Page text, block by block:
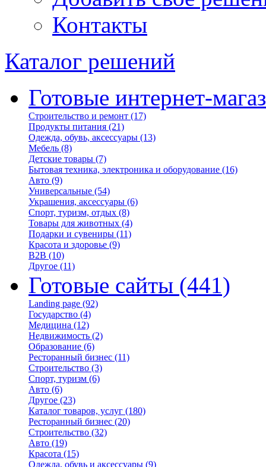
Контакты
Каталог решений
Готовые интернет-
Строительство и ремонт (17)
Продукты питания (21)
Одежда, обувь, аксессуары (13)
Мебель (8)
Детские товары (7)
Бытовая техника, электроника и оборудование (16)
Авто (9)
Универсальные (54)
Украшения, аксессуары (6)
Спорт, туризм, отдых (8)
Товары для животных (4)
Подарки и сувениры (11)
Красота и здоровье (9)
B2B (10)
Другое (11)
Готовые сайты (441)
Landing page (92)
Государство (4)
Медицина (12)
Недвижимость (2)
Образование (6)
Ресторанный бизнес (11)
Строительство (3)
Спорт, туризм (6)
Авто (6)
Другое (23)
Каталог товаров, услуг (180)
Ресторанный бизнес (20)
Строительство (32)
Авто (19)
Красота (15)
Одежда, обувь и аксессуары (9)